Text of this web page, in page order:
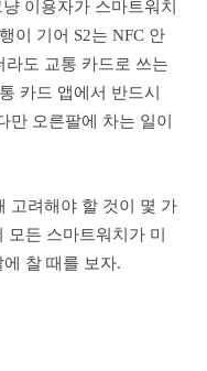
이용자가 스마트워치
이 기어 S2는 NFC 안
도 교통 카드로 쓰는
카드 앱에서 반드시
만 오른팔에 차는 일이
고려해야 할 것이 몇 가
든 스마트워치가 미
찰 때를 보자.